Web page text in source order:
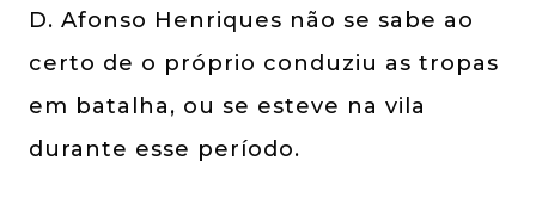
D. Afonso Henriques não se sabe ao
certo de o próprio conduziu as tropas
em batalha, ou se esteve na vila
durante esse período.